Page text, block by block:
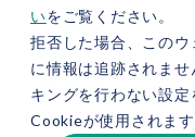
いをご覧ください。
拒否した場合、このウ
に情報は追跡されま
キングを行わない設
Cookieが使用されます
TOP 資料ダウンロード